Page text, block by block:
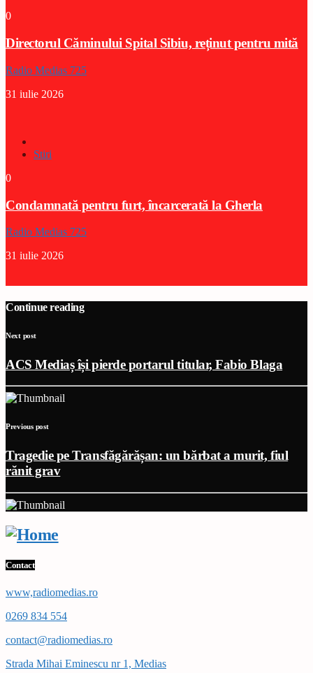
0
Directorul Căminului Spital Sibiu, reținut pentru mită
Radio Medias 725
31 iulie 2026
Stiri
0
Condamnată pentru furt, încarcerată la Gherla
Radio Medias 725
31 iulie 2026
Continue reading
Next post
ACS Mediaș își pierde portarul titular, Fabio Blaga
Previous post
Tragedie pe Transfăgărășan: un bărbat a murit, fiul
rănit grav
Contact
www,radiomedias.ro
0269 834 554
contact@radiomedias.ro
Strada Mihai Eminescu nr 1, Medias